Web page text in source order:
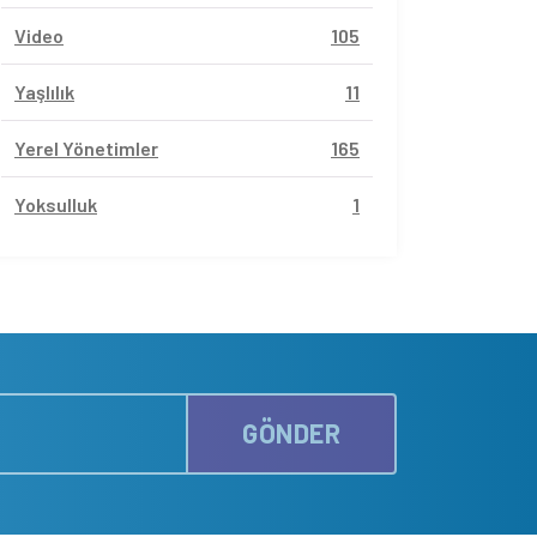
Video 105
Yaşlılık 11
Yerel Yönetimler 165
Yoksulluk 1
GÖNDER